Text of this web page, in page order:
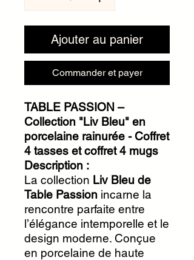
Ajouter au panier
Commander et payer
TABLE PASSION –
Collection "Liv Bleu" en
porcelaine rainurée - Coffret
4 tasses et coffret 4 mugs
Description :
La collection Liv Bleu de
Table Passion incarne la
rencontre parfaite entre
l’élégance intemporelle et le
design moderne. Conçue
en porcelaine de haute